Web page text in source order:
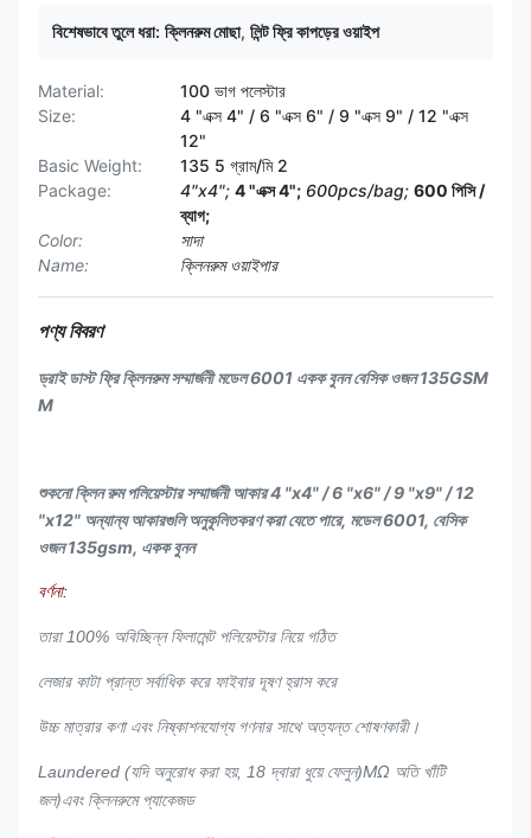
বিশেষভাবে তুলে ধরা: ক্লিনরুম মোছা, লিন্ট ফ্রি কাপড়ের ওয়াইপ
Material:
100 ভাগ পলেস্টার
Size:
4 "এক্স 4" / 6 "এক্স 6" / 9 "এক্স 9" / 12 "এক্স
12"
Basic Weight:
135 5 গ্রাম/মি 2
Package:
4"x4"; 4 "এক্স 4"; 600pcs/bag; 600 পিসি /
ব্যাগ;
Color:
সাদা
Name:
ক্লিনরুম ওয়াইপার
পণ্য বিবরণ
ড্রাই ডাস্ট ফ্রি ক্লিনরুম সম্মার্জনী মডেল 6001 একক বুনন বেসিক ওজন 135GSM
M
শুকনো ক্লিন রুম পলিয়েস্টার সম্মার্জনী আকার 4 "x4" / 6 "x6" / 9 "x9" / 12
"x12" অন্যান্য আকারগুলি অনুকূলিতকরণ করা যেতে পারে, মডেল 6001, বেসিক
ওজন 135gsm, একক বুনন
বর্ণনা:
তারা 100% অবিচ্ছিন্ন ফিলামেন্ট পলিয়েস্টার নিয়ে গঠিত
লেজার কাটা প্রান্তসর্বাধিক করে ফাইবার দূষণ হ্রাস করে
উচ্চ মাত্রার কণা এবং নিষ্কাশনযোগ্য গণনার সাথে অত্যন্ত শোষণকারী।
Laundered (যদি অনুরোধ করা হয়, 18 দ্বারা ধুয়ে ফেলুন)MΩ অতি খাঁটি
জল)এবং ক্লিনরুমে প্যাকেজড